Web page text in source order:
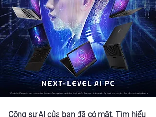
Cộng sự AI của bạn đã có mặt. Tìm hiểu